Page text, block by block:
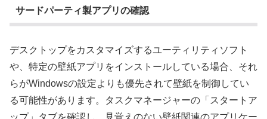
サードパーティ製アプリの確認
デスクトップをカスタマイズするユーティリティソフト
や、特定の壁紙アプリをインストールしている場合、それ
らがWindowsの設定よりも優先されて壁紙を制御してい
る可能性があります。タスクマネージャーの「スタートア
ップ」タブを確認し、見覚えのない壁紙関連のアプリケー